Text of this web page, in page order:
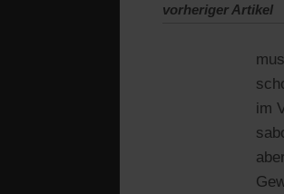
vorheriger Artikel
im